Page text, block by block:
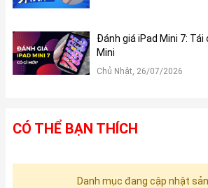
Đánh giá iPad Mini 7: Tái
Mini
Chủ Nhật, 26/07/2026
CÓ THỂ BẠN THÍCH
Danh mục đang cập nhật